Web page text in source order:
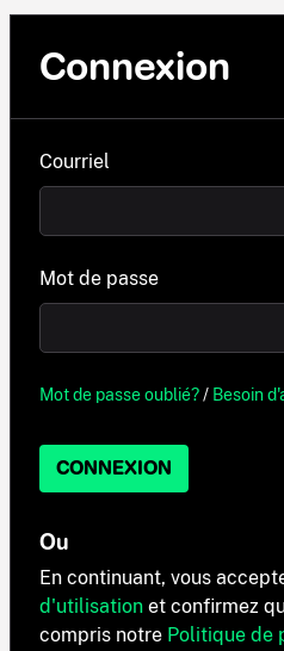
Connexion
Courriel
Mot de passe
Mot de passe oublié?/ Besoin
CONNEXION
Ou
En continuant, vous
d'utilisation et confirmez
compris notre Politique de